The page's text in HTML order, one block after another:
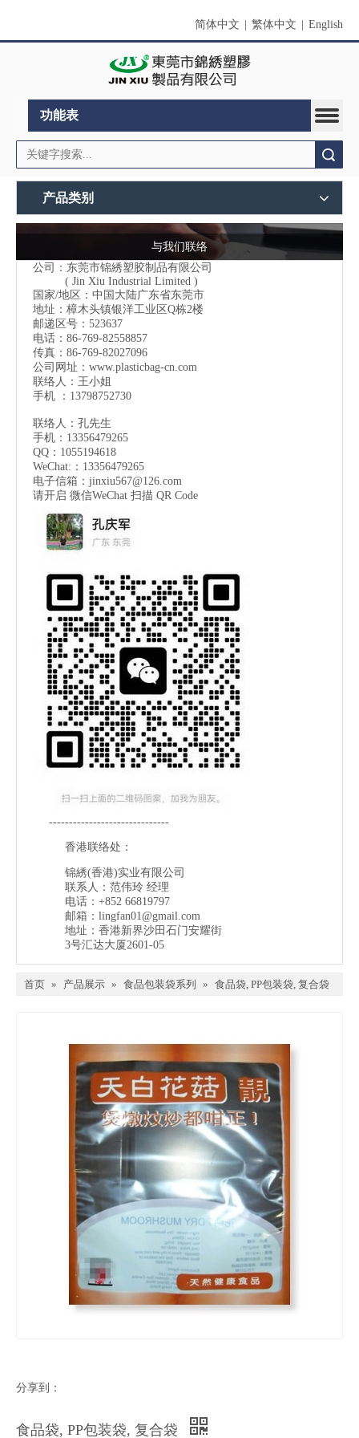
简体中文 繁体中文 English
功能表
产品类别
与我们联络
公司：东莞市锦綉塑胶制品有限公司
( Jin Xiu Industrial Limited )
国家/地区：中国大陆广东省东莞市
地址：樟木头镇银洋工业区Q栋2楼
邮递区号：523637
电话：86-769-82558857
传真：86-769-82027096
公司网址： www.plasticbag-cn.com
联络人：王小姐
手机 ：13798752730
联络人：孔先生
手机：13356479265
QQ：1055194618
WeChat:：13356479265
电子信箱： jinxiu567@126.com
请开启 微信WeChat 扫描 QR Code
------------------------------
香港联络处：
锦綉(香港)实业有限公司
联系人：范伟玲 经理
电话：+852 66819797
邮箱： lingfan01@gmail.com
地址：香港新界沙田石门安耀街
3号汇达大厦2601-05
首页 » 产品展示 » 食品包装袋系列 » 食品袋, PP包装袋, 复合袋
分享到：
食品袋, PP包装袋, 复合袋